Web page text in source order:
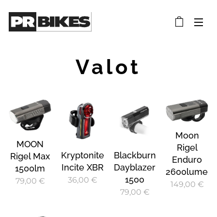
Valot
MOON
Rigel Max
1500lm
79,00 €
Kryptonite
Incite XBR
36,00 €
Blackburn
Dayblazer
1500
79,00 €
Moon
Rigel
Enduro
2600lumen
149,00 €